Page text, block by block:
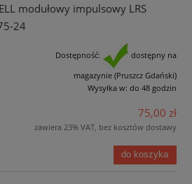
modułowy impulsowy LRS
24
Dostępność:
dostępny na
magazynie (Pruszcz Gdański)
Wysyłka w: do 48 godzin
75,00 zł
zawiera 23% VAT, bez kosztów dostawy
do koszyka